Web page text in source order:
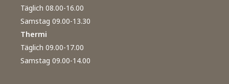
Täglich 08.00-16.00
Samstag 09.00-13.30
Thermi
Täglich 09.00-17.00
Samstag 09.00-14.00